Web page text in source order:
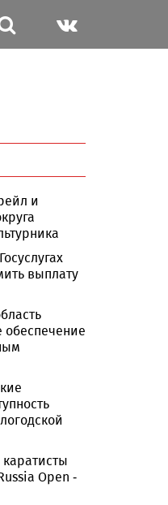
и
выплату
обеспечение
Open -